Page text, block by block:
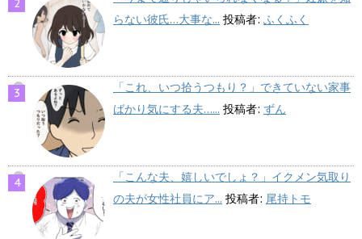
らない彼氏…大事な... 投稿者: ふくふく
「これ、いつ拾うつもり？」できていない家事
ばかり気にする夫…... 投稿者: ずん
「こんな夫、嬉しいでしょ？」イクメン気取り
の夫が女性社員にア... 投稿者: 尾持トモ